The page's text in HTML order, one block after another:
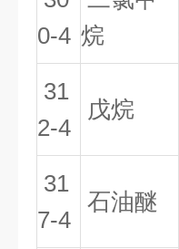
0-4 烷
31
2-4
戊烷
31
7-4
石油醚